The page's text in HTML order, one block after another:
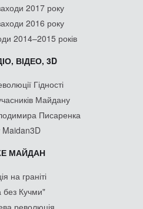
2017 року
2016 року
2014–2015 років
ВІДЕО, 3D
Гідності
Майдану
Писаренка
Maidan3D
МАЙДАН
на граніті
без Кучми"
революція